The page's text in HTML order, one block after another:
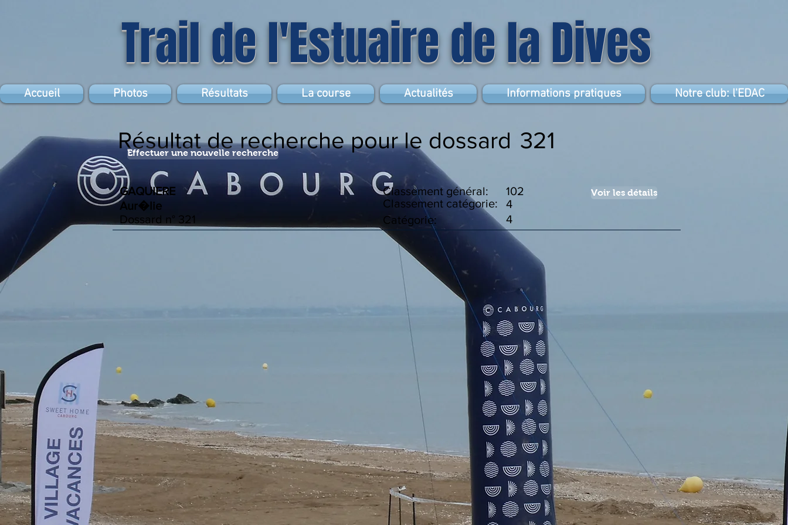
Trail de l'Estuaire de la Dives
Accueil Photos Résultats La course Actualités Informations pratiques Notre club: l'EDAC
Résultat de recherche pour le dossard 321
GAQUIERE
Dossard n°
Aur�lie
321
Catégorie:
Classement général:
102
Classement catégorie:
4
4
Voir les détails
Effectuer une nouvelle recherche